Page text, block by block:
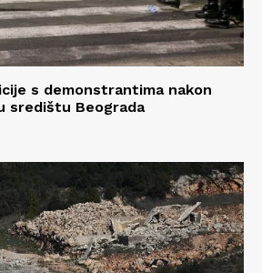
s demonstrantima nakon
središtu Beograda